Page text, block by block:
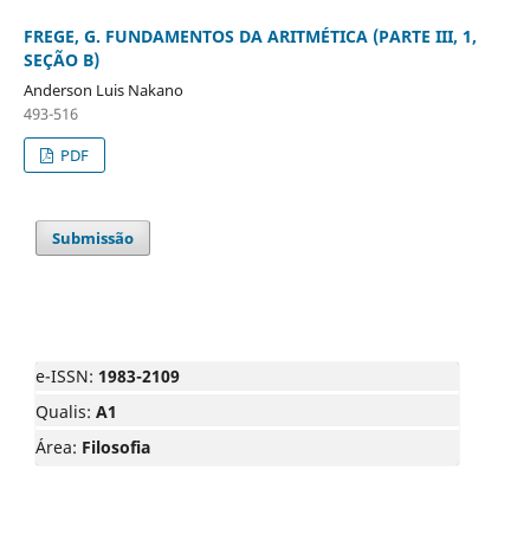
FREGE, G. FUNDAMENTOS DA ARITMÉTICA (PARTE III, 1,
SEÇÃO B)
Anderson Luis Nakano
493-516
PDF
Submissão
e-ISSN: 1983-2109
Qualis: A1
Área: Filosofia